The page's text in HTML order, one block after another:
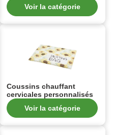
Voir la catégorie
Coussins chauffant
cervicales personnalisés
Voir la catégorie